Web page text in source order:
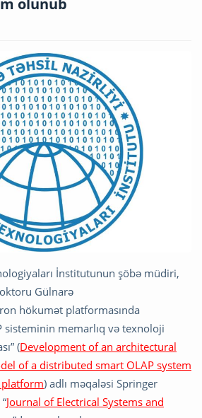
İnstitutunun şöbə müdiri,
Gülnarə
hökumət platformasında
sisteminin memarlıq və texnoloji
(Development of an architectural
of a distributed smart OLAP system
) adlı məqaləsi Springer
Journal of Electrical Systems and